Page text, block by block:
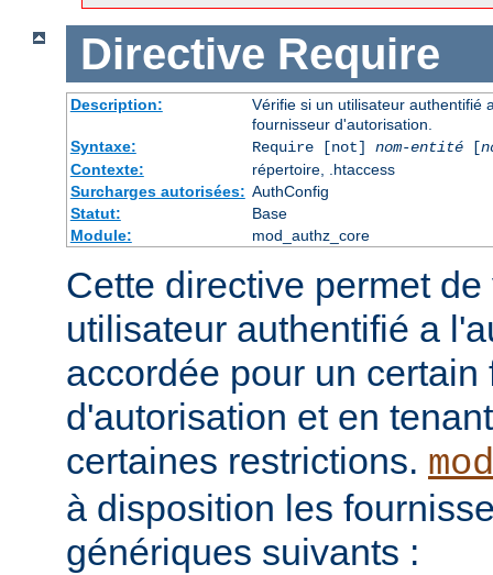
Directive Require
Description:
Vérifie si un utilisateur authentifié
fournisseur d'autorisation.
Syntaxe:
Require [not] nom-entité[
Contexte:
répertoire, .htaccess
Surcharges autorisées: AuthConfig
Statut:
Base
Module:
mod_authz_core
Cette directive permet
utilisateur authentifié a
accordée pour un certain
d'autorisation et en
certaines restrictions.
à disposition les
génériques suivants :